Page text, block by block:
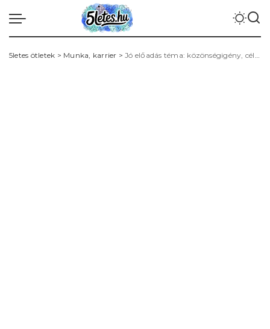
5letes ötletek > Munka, karrier >Jó előadás téma: közönségigény, célkitűzés, kutatás és történetmesélési keret